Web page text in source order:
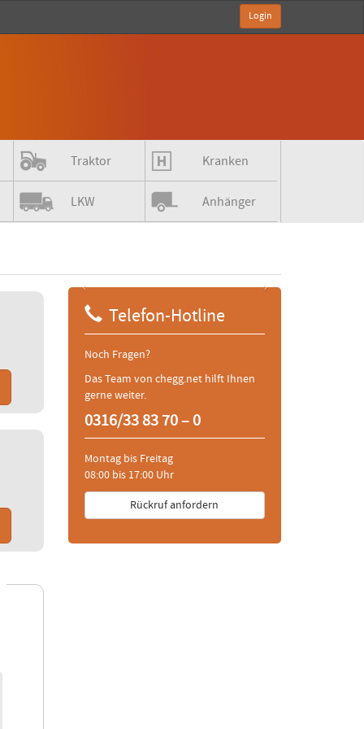
Login
Traktor Kranken
LKW Anhänger
‹ ›
Telefon-Hotline
Noch Fragen?
Das Team von chegg.net hilft Ihnen
gerne weiter.
0316/33 83 70 – 0
Montag bis Freitag
08:00 bis 17:00 Uhr
Rückruf anfordern